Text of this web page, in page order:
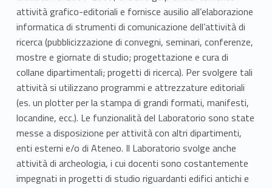
r
a
l
H
e
r
i
t
attività grafico-editoriali e fornisce ausilio all’elaborazione
informatica di strumenti di comunicazione dell’attività di
ricerca (pubblicizzazione di convegni, seminari, conferenze,
mostre e giornate di studio; progettazione e cura di
collane dipartimentali; progetti di ricerca). Per svolgere tali
attività si utilizzano programmi e attrezzature editoriali
(es. un plotter per la stampa di grandi formati, manifesti,
locandine, ecc.). Le funzionalità del Laboratorio sono state
messe a disposizione per attività con altri dipartimenti,
enti esterni e/o di Ateneo. Il Laboratorio svolge anche
attività di archeologia, i cui docenti sono costantemente
impegnati in progetti di studio riguardanti edifici antichi e